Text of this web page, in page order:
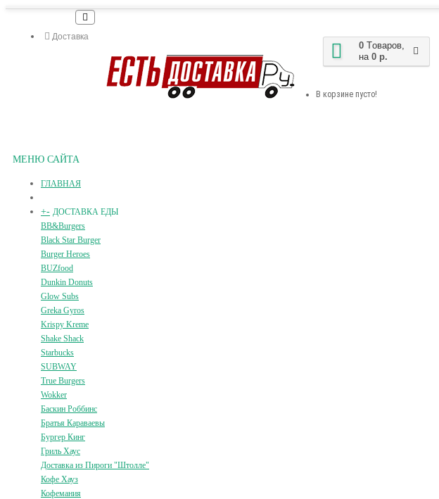
Доставка
0 Tоваров,
на 0 р.
В корзине пусто!
МЕНЮ САЙТА
ГЛАВНАЯ
+- ДОСТАВКА ЕДЫ
BB&Burgers
Black Star Burger
Burger Heroes
BUZfood
Dunkin Donuts
Glow Subs
Greka Gyros
Krispy Kreme
Shake Shack
Starbucks
SUBWAY
True Burgers
Wokker
Баскин Роббинс
Братья Караваевы
Бургер Кинг
Гриль Хаус
Доставка из Пироги "Штолле"
Кофе Хауз
Кофемания